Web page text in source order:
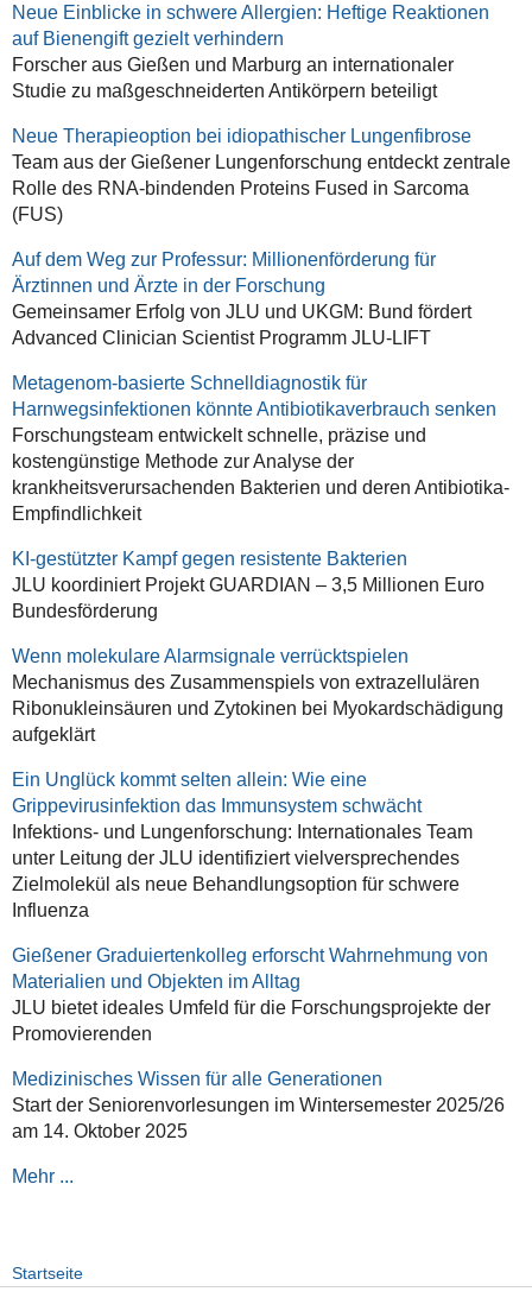
Neue Einblicke in schwere Allergien: Heftige Reaktionen
auf Bienengift gezielt verhindern
Forscher aus Gießen und Marburg an internationaler
Studie zu maßgeschneiderten Antikörpern beteiligt
Neue Therapieoption bei idiopathischer Lungenfibrose
Team aus der Gießener Lungenforschung entdeckt zentrale
Rolle des RNA-bindenden Proteins Fused in Sarcoma
(FUS)
Auf dem Weg zur Professur: Millionenförderung für
Ärztinnen und Ärzte in der Forschung
Gemeinsamer Erfolg von JLU und UKGM: Bund fördert
Advanced Clinician Scientist Programm JLU-LIFT
Metagenom-basierte Schnelldiagnostik für
Harnwegsinfektionen könnte Antibiotikaverbrauch senken
Forschungsteam entwickelt schnelle, präzise und
kostengünstige Methode zur Analyse der
krankheitsverursachenden Bakterien und deren Antibiotika-
Empfindlichkeit
KI-gestützter Kampf gegen resistente Bakterien
JLU koordiniert Projekt GUARDIAN – 3,5 Millionen Euro
Bundesförderung
Wenn molekulare Alarmsignale verrücktspielen
Mechanismus des Zusammenspiels von extrazellulären
Ribonukleinsäuren und Zytokinen bei Myokardschädigung
aufgeklärt
Ein Unglück kommt selten allein: Wie eine
Grippevirusinfektion das Immunsystem schwächt
Infektions- und Lungenforschung: Internationales Team
unter Leitung der JLU identifiziert vielversprechendes
Zielmolekül als neue Behandlungsoption für schwere
Influenza
Gießener Graduiertenkolleg erforscht Wahrnehmung von
Materialien und Objekten im Alltag
JLU bietet ideales Umfeld für die Forschungsprojekte der
Promovierenden
Medizinisches Wissen für alle Generationen
Start der Seniorenvorlesungen im Wintersemester 2025/26
am 14. Oktober 2025
Mehr ...
Startseite